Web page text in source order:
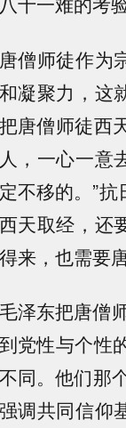
唐僧师徒作为
和凝聚力，这
把唐僧师徒西
人，一心一意
定不移的。”
西天取经，还
得来，也需要
毛泽东把唐僧
到党性与个性
不同。他们那
强调共同信仰